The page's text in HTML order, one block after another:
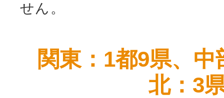
せん。
関東：1都9県、
北：3